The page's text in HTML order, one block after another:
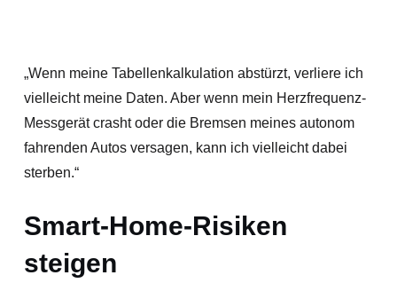
„Wenn meine Tabellenkalkulation abstürzt, verliere ich
vielleicht meine Daten. Aber wenn mein Herzfrequenz-
Messgerät crasht oder die Bremsen meines autonom
fahrenden Autos versagen, kann ich vielleicht dabei
sterben.“
Smart-Home-Risiken
steigen